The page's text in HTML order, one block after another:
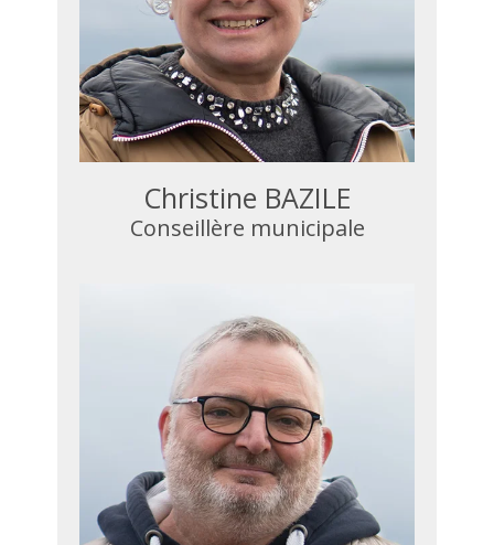
Christine BAZILE
Conseillère municipale